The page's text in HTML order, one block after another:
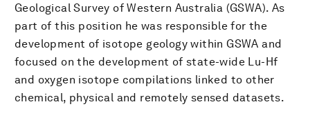
Geological Survey of Western Australia (GSWA). As
part of this position he was responsible for the
development of isotope geology within GSWA and
focused on the development of state-wide Lu-Hf
and oxygen isotope compilations linked to other
chemical, physical and remotely sensed datasets.